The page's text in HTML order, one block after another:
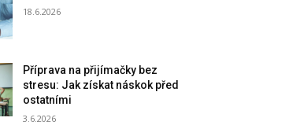
18.6.2026
Příprava na přijímačky bez
stresu: Jak získat náskok před
ostatními
3.6.2026